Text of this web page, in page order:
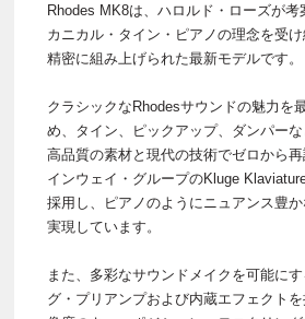
Rhodes MK8は、ハロルド・ローズが考
カニカル・タイン・ピアノの理念を受
精密に組み上げられた最新モデルです。
クラシックなRhodesサウンドの魅力を
め、タイン、ピックアップ、ダンパー
高品質の素材と現代の技術でゼロから
インウェイ・グループのKluge
採用し、ピアノのようにニュアンス豊
実現しています。
また、多彩なサウンドメイクを可能に
グ・プリアンプおよび内蔵エフェクト